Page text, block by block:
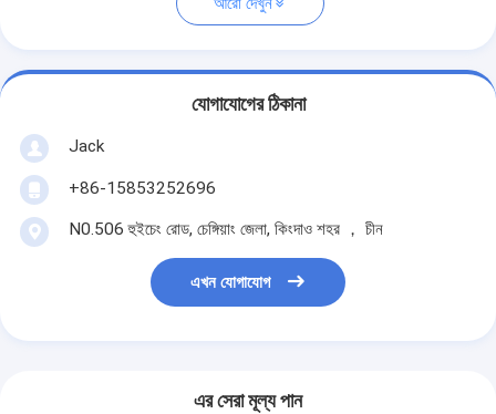
যোগাযোগের ঠিকানা
Jack
+86-15853252696
N0.506 হুইচেং রোড, চেঙ্গিয়াং জেলা, কিংদাও শহর ， চীন
এখন যোগাযোগ
এর সেরা মূল্য পান